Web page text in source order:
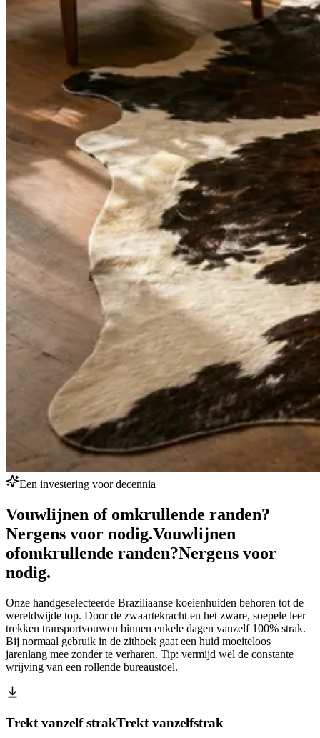
Een investering voor decennia
Vouwlijnen of omkrullende randen?
Nergens voor nodig.Vouwlijnen
ofomkrullende randen?Nergens voor
nodig.
Onze handgeselecteerde Braziliaanse koeienhuiden behoren tot de
wereldwijde top. Door de zwaartekracht en het zware, soepele leer
trekken transportvouwen binnen enkele dagen vanzelf 100% strak.
Bij normaal gebruik in de zithoek gaat een huid moeiteloos
jarenlang mee zonder te verharen. Tip: vermijd wel de constante
wrijving van een rollende bureaustoel.
Trekt vanzelf strakTrekt vanzelfstrak